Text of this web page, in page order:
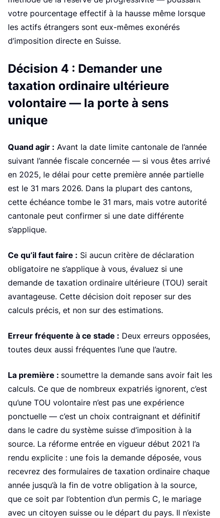
P
votre pourcentage effectif à la hausse même lorsque
les actifs étrangers sont eux-mêmes exonérés
d’imposition directe en Suisse.
Décision 4 : Demander une
taxation ordinaire ultérieure
volontaire — la porte à sens
unique
Quand agir : Avant la date limite cantonale de l’année
suivant l’année fiscale concernée — si vous êtes arrivé
en 2025, le délai pour cette première année partielle
est le 31 mars 2026. Dans la plupart des cantons,
cette échéance tombe le 31 mars, mais votre autorité
cantonale peut confirmer si une date différente
s’applique.
Ce qu’il faut faire : Si aucun critère de déclaration
obligatoire ne s’applique à vous, évaluez si une
demande de taxation ordinaire ultérieure (TOU) serait
avantageuse. Cette décision doit reposer sur des
calculs précis, et non sur des estimations.
Erreur fréquente à ce stade : Deux erreurs opposées,
toutes deux aussi fréquentes l’une que l’autre.
La première : soumettre la demande sans avoir fait les
calculs. Ce que de nombreux expatriés ignorent, c’est
qu’une TOU volontaire n’est pas une expérience
ponctuelle — c’est un choix contraignant et définitif
dans le cadre du système suisse d’imposition à la
source. La réforme entrée en vigueur début 2021 l’a
rendu explicite : une fois la demande déposée, vous
recevrez des formulaires de taxation ordinaire chaque
année jusqu’à la fin de votre obligation à la source,
que ce soit par l’obtention d’un permis C, le mariage
avec un citoyen suisse ou le départ du pays. Il n’existe